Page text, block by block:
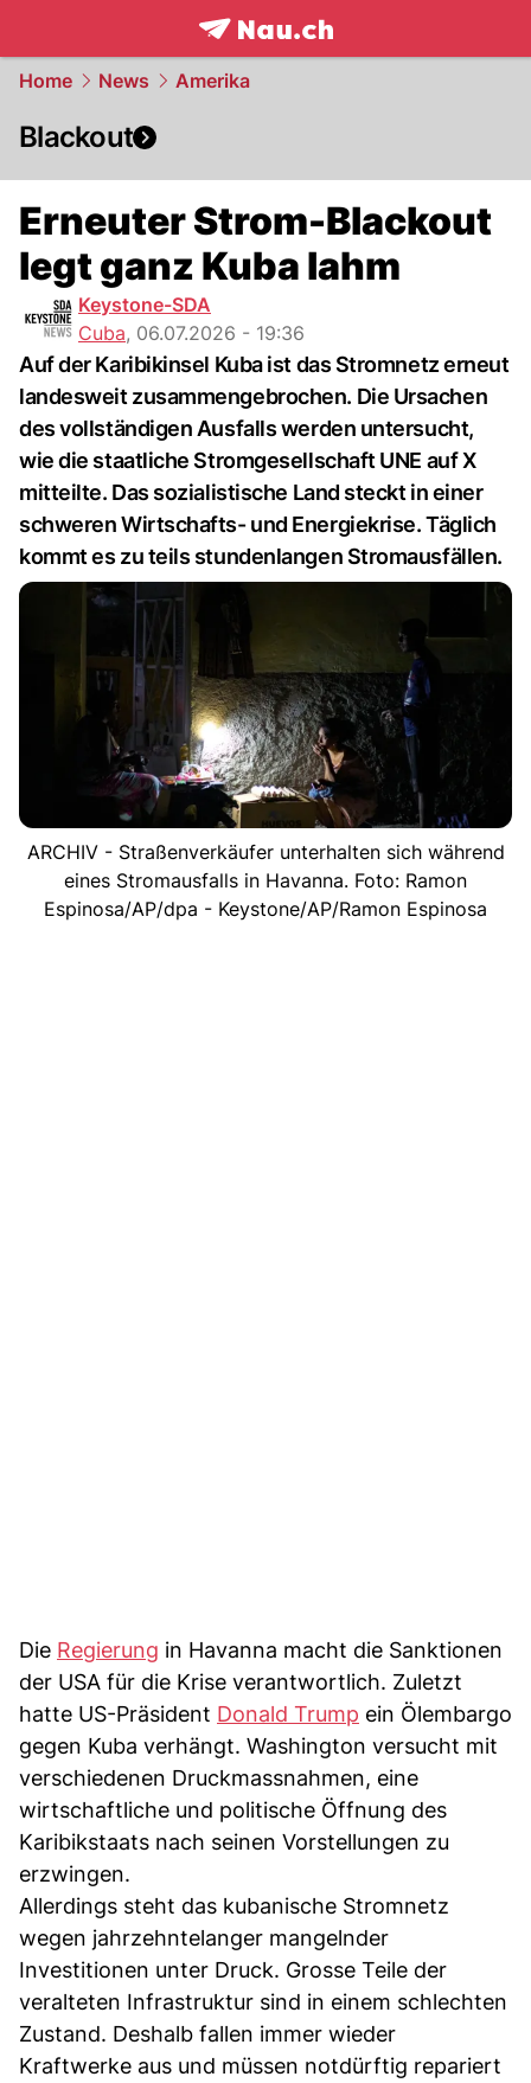
frontpage.NAU.ch
Home News Amerika
Blackout
Erneuter Strom-Blackout
legt ganz Kuba lahm
Keystone-SDA
Cuba, 06.07.2026 - 19:36
Auf der Karibikinsel Kuba ist das Stromnetz erneut
landesweit zusammengebrochen. Die Ursachen
des vollständigen Ausfalls werden untersucht,
wie die staatliche Stromgesellschaft UNE auf X
mitteilte. Das sozialistische Land steckt in einer
schweren Wirtschafts- und Energiekrise. Täglich
kommt es zu teils stundenlangen Stromausfällen.
ARCHIV - Straßenverkäufer unterhalten sich während
eines Stromausfalls in Havanna. Foto: Ramon
Espinosa/AP/dpa - Keystone/AP/Ramon Espinosa
Die Regierung in Havanna macht die Sanktionen
der USA für die Krise verantwortlich. Zuletzt
hatte US-Präsident Donald Trump ein Ölembargo
gegen Kuba verhängt. Washington versucht mit
verschiedenen Druckmassnahmen, eine
wirtschaftliche und politische Öffnung des
Karibikstaats nach seinen Vorstellungen zu
erzwingen.
Allerdings steht das kubanische Stromnetz
wegen jahrzehntelanger mangelnder
Investitionen unter Druck. Grosse Teile der
veralteten Infrastruktur sind in einem schlechten
Zustand. Deshalb fallen immer wieder
Kraftwerke aus und müssen notdürftig repariert